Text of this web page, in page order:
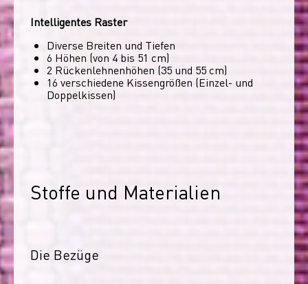
Intelligentes Raster
Diverse Breiten und Tiefen
6 Höhen (von 4 bis 51 cm)
2 Rückenlehnenhöhen (35 und 55 cm)
16 verschiedene Kissengrößen (Einzel- und
Doppelkissen)
Stoffe und Materialien
Die Bezüge